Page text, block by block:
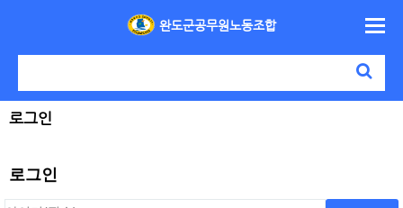
완도군공무원노동조합
로그인
로그인